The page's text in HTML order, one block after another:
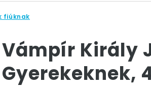
fiúknak
Vámpír Király
Gyerekeknek,